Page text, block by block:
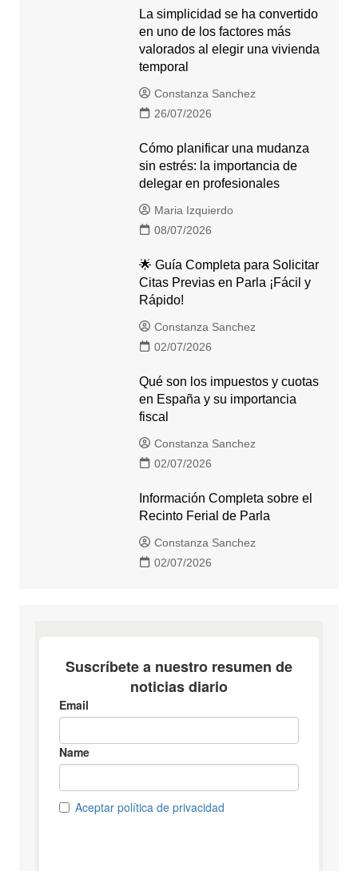
La simplicidad se ha convertido
en uno de los factores más
valorados al elegir una vivienda
temporal
Constanza Sanchez
26/07/2026
Cómo planificar una mudanza
sin estrés: la importancia de
delegar en profesionales
Maria Izquierdo
08/07/2026
🌟 Guía Completa para Solicitar
Citas Previas en Parla ¡Fácil y
Rápido!
Constanza Sanchez
02/07/2026
Qué son los impuestos y cuotas
en España y su importancia
fiscal
Constanza Sanchez
02/07/2026
Información Completa sobre el
Recinto Ferial de Parla
Constanza Sanchez
02/07/2026